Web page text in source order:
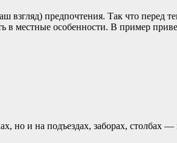
взгляд) предпочтения. Так что перед
в местные особенности. В пример
и на подъездах, заборах, столбах —